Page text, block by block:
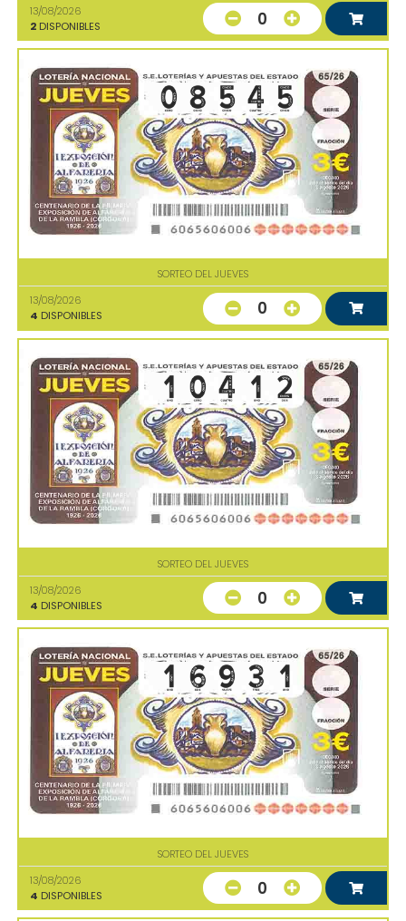
13/08/2026
2 DISPONIBLES 0
SORTEO DEL JUEVES
13/08/2026
4 DISPONIBLES 0
SORTEO DEL JUEVES
13/08/2026
4 DISPONIBLES 0
SORTEO DEL JUEVES
13/08/2026
4 DISPONIBLES 0